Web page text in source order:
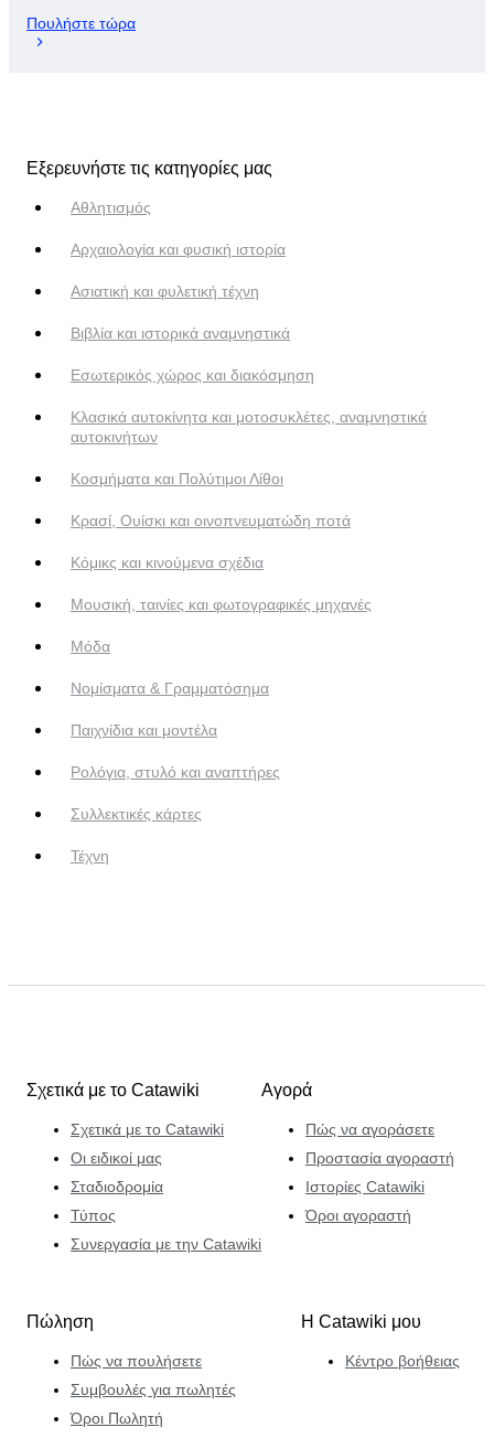
Πουλήστε τώρα
Εξερευνήστε τις κατηγορίες μας
Αθλητισμός
Αρχαιολογία και φυσική ιστορία
Ασιατική και φυλετική τέχνη
Βιβλία και ιστορικά αναμνηστικά
Εσωτερικός χώρος και διακόσμηση
Κλασικά αυτοκίνητα και μοτοσυκλέτες, αναμνηστικά
αυτοκινήτων
Κοσμήματα και Πολύτιμοι Λίθοι
Κρασί, Ουίσκι και οινοπνευματώδη ποτά
Κόμικς και κινούμενα σχέδια
Μουσική, ταινίες και φωτογραφικές μηχανές
Μόδα
Νομίσματα & Γραμματόσημα
Παιχνίδια και μοντέλα
Ρολόγια, στυλό και αναπτήρες
Συλλεκτικές κάρτες
Τέχνη
Σχετικά με το Catawiki
Σχετικά με το Catawiki
Οι ειδικοί μας
Σταδιοδρομία
Τύπος
Συνεργασία με την Catawiki
Αγορά
Πώς να αγοράσετε
Προστασία αγοραστή
Ιστορίες Catawiki
Όροι αγοραστή
Πώληση
Πώς να πουλήσετε
Συμβουλές για πωλητές
Όροι Πωλητή
Η Catawiki μου
Κέντρο βοήθειας